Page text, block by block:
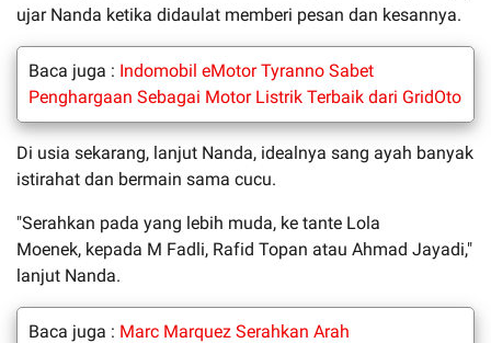
ujar Nanda ketika didaulat memberi pesan dan kesannya.
Baca juga : Indomobil eMotor Tyranno Sabet
Penghargaan Sebagai Motor Listrik Terbaik dari GridOto
Di usia sekarang, lanjut Nanda, idealnya sang ayah banyak
istirahat dan bermain sama cucu.
"Serahkan pada yang lebih muda, ke tante Lola
Moenek, kepada M Fadli, Rafid Topan atau Ahmad Jayadi,"
lanjut Nanda.
Baca juga : Marc Marquez Serahkan Arah